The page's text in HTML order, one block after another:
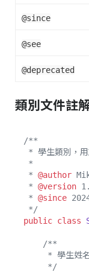
@since
@see
@deprecated
類別文件註
/**
* @author
* @version
* @since
*/
public class
/**
     */